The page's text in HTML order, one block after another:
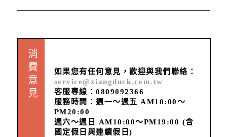
消費意見
如果您有任何意見，歡迎與我們聯絡：
service@xiangduck.com.tw
客服專線：0809092366
服務時間：週一～週五 AM10:00～
PM20:00
週六～週日 AM10:00～PM19:00 (含
國定假日與連續假日)